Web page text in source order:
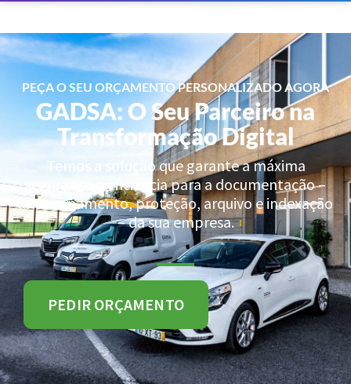
PEÇA O SEU ORÇAMENTO PERSONALIZADO AGORA
GADSA: O Seu Parceiro na
Transformação Digital
Temos a solução que garante a máxima
segurança e eficiência para a documentação –
armazenamento, proteção, arquivo e indexação
– da sua empresa.
PEDIR ORÇAMENTO